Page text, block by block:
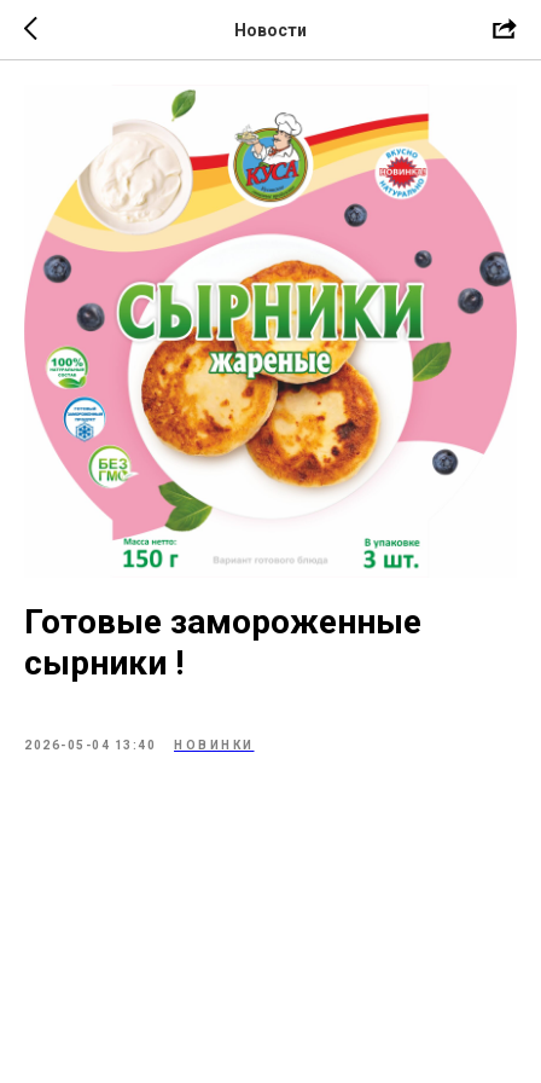
Новости
Готовые замороженные
сырники !
2026-05-04 13:40 НОВИНКИ